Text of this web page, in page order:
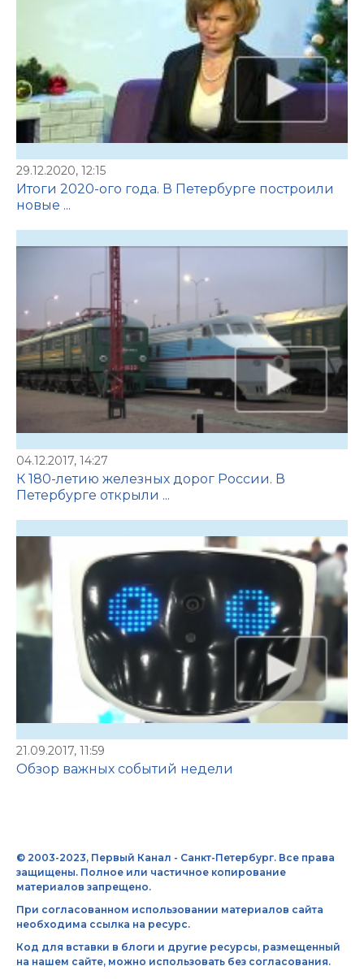
29.12.2020, 12:15
Итоги 2020-ого года. В Петербурге построили
новые ...
04.12.2017, 14:27
К 180-летию железных дорог России. В
Петербурге открыли ...
21.09.2017, 11:59
Обзор важных событий недели
© 2003-2023, Первый Канал - Санкт-Петербург. Все права
защищены. Полное или частичное копирование
материалов запрещено.
При согласованном использовании материалов сайта
необходима ссылка на ресурс.
Код для вставки в блоги и другие ресурсы, размещенный
на нашем сайте, можно использовать без согласования.